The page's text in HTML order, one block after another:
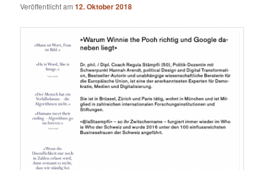
Veröffentlicht am12. Oktober 2018